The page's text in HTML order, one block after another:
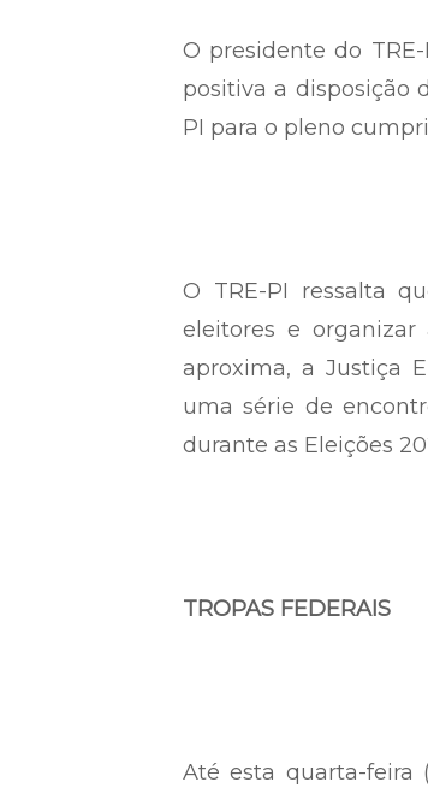
O presidente do
positiva a disposição
PI para o pleno
O TRE-PI ressalta
eleitores e
aproxima, a Justiça
uma série de
durante as Eleições
TROPAS FEDERAIS
Até esta quarta-feira